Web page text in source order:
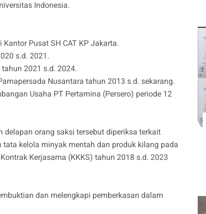
Indonesia.
Pusat SH CAT KP Jakarta.
s.d. 2021.
2021 s.d. 2024.
Nusantara tahun 2013 s.d. sekarang.
Usaha PT Pertamina (Persero) periode 12
orang saksi tersebut diperiksa terkait
kelola minyak mentah dan produk kilang pada
Kerjasama (KKKS) tahun 2018 s.d. 2023
dan melengkapi pemberkasan dalam